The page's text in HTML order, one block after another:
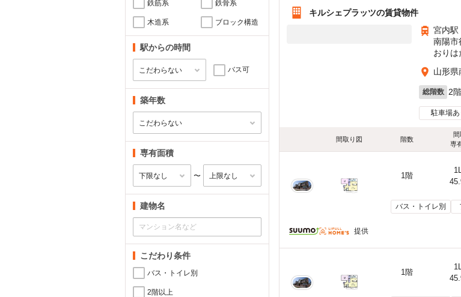
鉄筋系 鉄骨系
木造系 ブロック構造
駅からの時間
バス可
築年数
専有面積
〜
建物名
こだわり条件
バス・トイレ別
2階以上
キルシェプラッツの賃貸物件
宮内駅
南陽市
おりは
山形県
総階数 2
駐車場あ
間取り図 階数
間
専
1階
バス・トイレ別
提供
1階